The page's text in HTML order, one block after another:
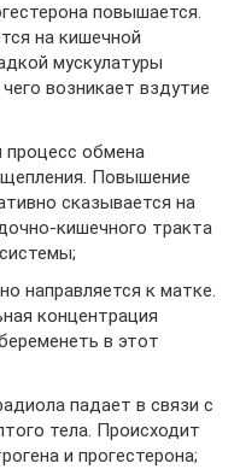
повышается.
на кишечной
мускулатуры
возникает вздутие
процесс обмена
Повышение
сказывается на
кишечного тракта
направляется к матке.
концентрация
в этот
падает в связи с
тела. Происходит
и прогестерона;